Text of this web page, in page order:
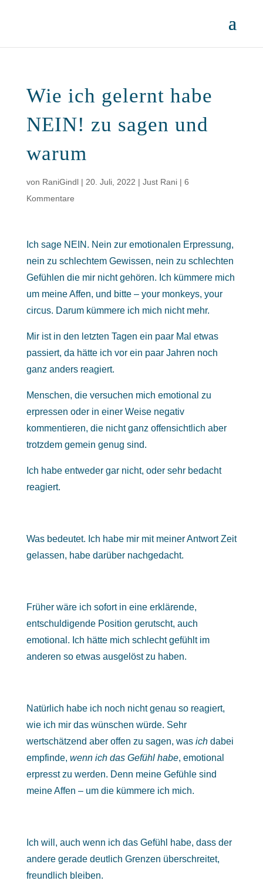
Wie ich gelernt habe
NEIN! zu sagen und
warum
von RaniGindl| 20. Juli, 2022 | Just Rani| 6
Kommentare
Ich sage NEIN. Nein zur emotionalen Erpressung,
nein zu schlechtem Gewissen, nein zu schlechten
Gefühlen die mir nicht gehören. Ich kümmere mich
um meine Affen, und bitte – your monkeys, your
circus. Darum kümmere ich mich nicht mehr.
Mir ist in den letzten Tagen ein paar Mal etwas
passiert, da hätte ich vor ein paar Jahren noch
ganz anders reagiert.
Menschen, die versuchen mich emotional zu
erpressen oder in einer Weise negativ
kommentieren, die nicht ganz offensichtlich aber
trotzdem gemein genug sind.
Ich habe entweder gar nicht, oder sehr bedacht
reagiert.
Was bedeutet. Ich habe mir mit meiner Antwort Zeit
gelassen, habe darüber nachgedacht.
Früher wäre ich sofort in eine erklärende,
entschuldigende Position gerutscht, auch
emotional. Ich hätte mich schlecht gefühlt im
anderen so etwas ausgelöst zu haben.
Natürlich habe ich noch nicht genau so reagiert,
wie ich mir das wünschen würde. Sehr
wertschätzend aber offen zu sagen, was ichdabei
empfinde, wenn ich das Gefühl habe, emotional
erpresst zu werden. Denn meine Gefühle sind
meine Affen – um die kümmere ich mich.
Ich will, auch wenn ich das Gefühl habe, dass der
andere gerade deutlich Grenzen überschreitet,
freundlich bleiben.